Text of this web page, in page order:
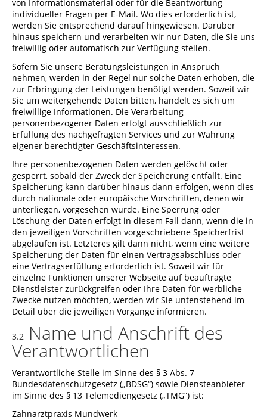
von Informationsmaterial oder für die Beantwortung
individueller Fragen per E-Mail. Wo dies erforderlich ist,
werden Sie entsprechend darauf hingewiesen. Darüber
hinaus speichern und verarbeiten wir nur Daten, die Sie uns
freiwillig oder automatisch zur Verfügung stellen.
Sofern Sie unsere Beratungsleistungen in Anspruch
nehmen, werden in der Regel nur solche Daten erhoben, die
zur Erbringung der Leistungen benötigt werden. Soweit wir
Sie um weitergehende Daten bitten, handelt es sich um
freiwillige Informationen. Die Verarbeitung
personenbezogener Daten erfolgt ausschließlich zur
Erfüllung des nachgefragten Services und zur Wahrung
eigener berechtigter Geschäftsinteressen.
Ihre personenbezogenen Daten werden gelöscht oder
gesperrt, sobald der Zweck der Speicherung entfällt. Eine
Speicherung kann darüber hinaus dann erfolgen, wenn dies
durch nationale oder europäische Vorschriften, denen wir
unterliegen, vorgesehen wurde. Eine Sperrung oder
Löschung der Daten erfolgt in diesem Fall dann, wenn die in
den jeweiligen Vorschriften vorgeschriebene Speicherfrist
abgelaufen ist. Letzteres gilt dann nicht, wenn eine weitere
Speicherung der Daten für einen Vertragsabschluss oder
eine Vertragserfüllung erforderlich ist. Soweit wir für
einzelne Funktionen unserer Webseite auf beauftragte
Dienstleister zurückgreifen oder Ihre Daten für werbliche
Zwecke nutzen möchten, werden wir Sie untenstehend im
Detail über die jeweiligen Vorgänge informieren.
3.2 Name und Anschrift des
Verantwortlichen
Verantwortliche Stelle im Sinne des § 3 Abs. 7
Bundesdatenschutzgesetz („BDSG“) sowie Diensteanbieter
im Sinne des § 13 Telemediengesetz („TMG“) ist:
Zahnarztpraxis Mundwerk